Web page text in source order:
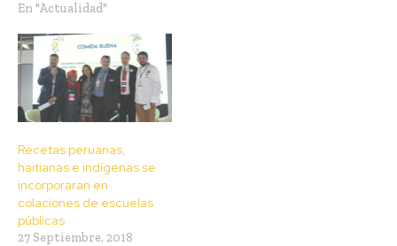
En "Actualidad"
Recetas peruanas,
haitianas e indígenas se
incorporaran en
colaciones de escuelas
públicas
27 Septiembre, 2018